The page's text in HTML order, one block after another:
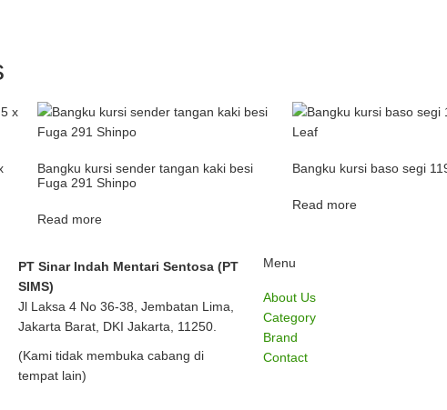
Bangku kursi sender tangan kaki besi
Fuga 291 Shinpo
Read more
Bangku kursi baso segi
Read more
PT Sinar Indah Mentari Sentosa (PT
SIMS)
Jl Laksa 4 No 36-38, Jembatan Lima,
Jakarta Barat, DKI Jakarta, 11250.
(Kami tidak membuka cabang di
tempat lain)
Menu
About Us
Category
Brand
Contact